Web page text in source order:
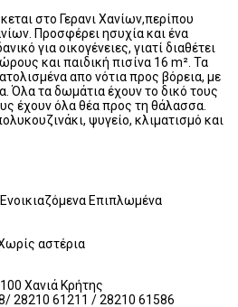
στο Γερανι Χανίων,περίπου
Προσφέρει ησυχία και ένα
για οικογένειες, γιατί διαθέτει
και παιδική πισίνα 16 m². Τα
απο νότια προς βόρεια, με
Όλα τα δωμάτια έχουν το δικό τους
έχουν όλα θέα προς τη θάλασσα.
ψυγείο, κλιματισμό και
Ενοικιαζόμενα Επιπλωμένα
αστέρια
Χανιά Κρήτης
28210 61211 / 28210 61586